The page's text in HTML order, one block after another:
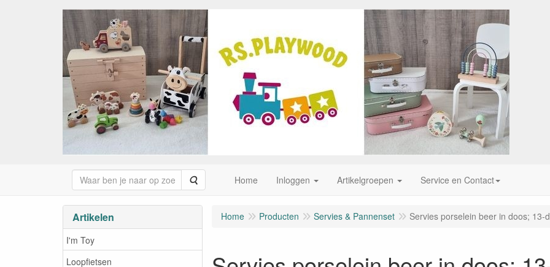
Zoeken Home Inloggen Artikelgroepen Service en Contact
Artikelen
I'm Toy
Loopfietsen
Home Producten Servies & Pannenset Servies porselein beer in doos; 13-